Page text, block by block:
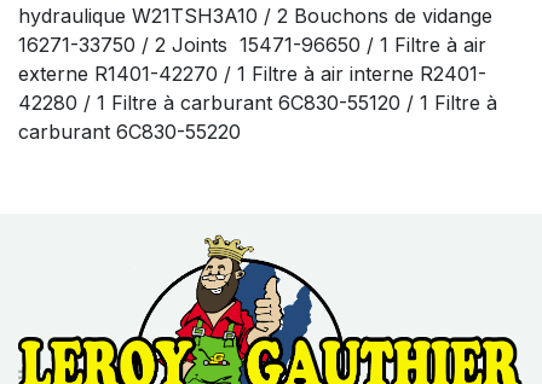
hydraulique W21TSH3A10 / 2 Bouchons de vidange
16271-33750 / 2 Joints 15471-96650 / 1 Filtre à air
externe R1401-42270 / 1 Filtre à air interne R2401-
42280 / 1 Filtre à carburant 6C830-55120 / 1 Filtre à
carburant 6C830-55220